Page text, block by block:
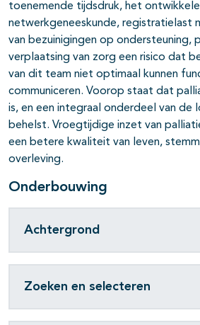
toenemende tijdsdruk, het
netwerkgeneeskunde, registratielast
van bezuinigingen op ondersteuning,
verplaatsing van zorg een risico dat
van dit team niet optimaal kunnen
communiceren. Voorop staat dat
is, en een integraal onderdeel van de
behelst. Vroegtijdige inzet van
een betere kwaliteit van leven,
overleving.
Onderbouwing
Achtergrond
Zoeken en selecteren